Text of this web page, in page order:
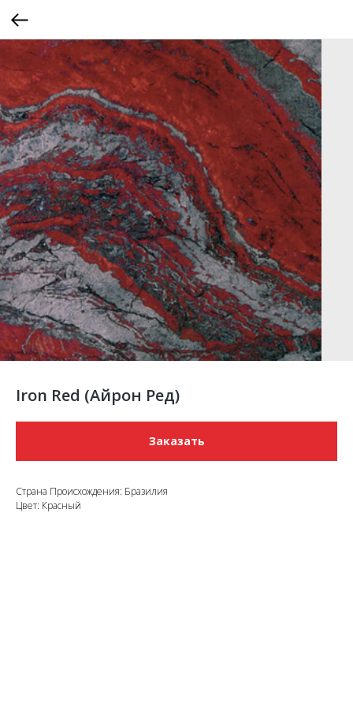
Iron Red (Айрон Ред)
Заказать
Страна Происхождения: Бразилия
Цвет: Красный